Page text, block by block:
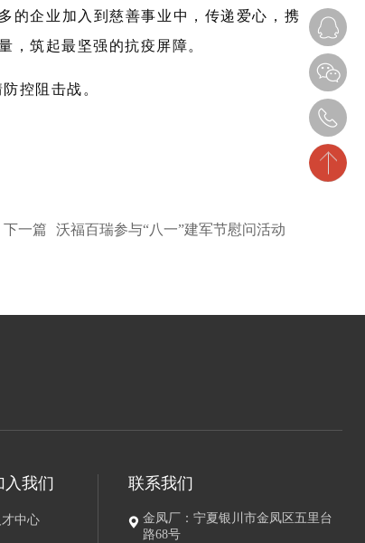
的企业加入到慈善事业中，传递爱心，携
，筑起最坚强的抗疫屏障。
控阻击战。
下一篇 沃福百瑞参与“八一”建军节慰问活动
入我们
才中心
联系我们
金凤厂：宁夏银川市金凤区五里台
路68号